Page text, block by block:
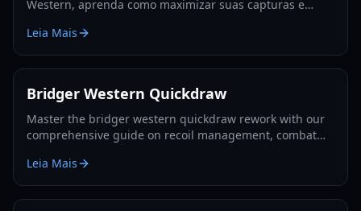
Western, aprenda como maximizar suas capturas e
Seu guia de pesca definitivo para 2026.
Leia Mais
Bridger Western Quickdraw
Master the bridger western quickdraw rework with our
comprehensive guide on recoil management, combat
Leia Mais